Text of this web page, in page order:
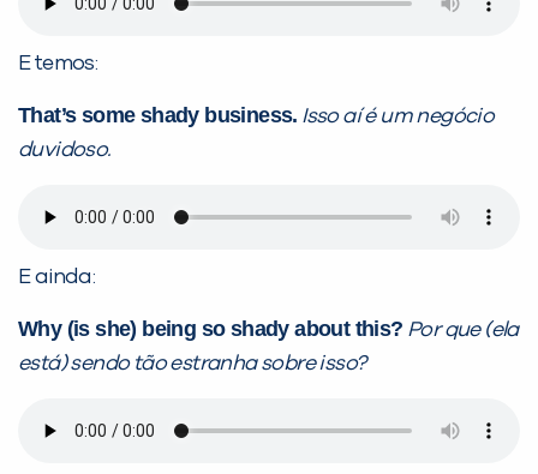
E temos:
That’s some shady business. Isso aí é um negócio
duvidoso.
E ainda:
Why (is she) being so shady about this? Por que (ela
está) sendo tão estranha sobre isso?